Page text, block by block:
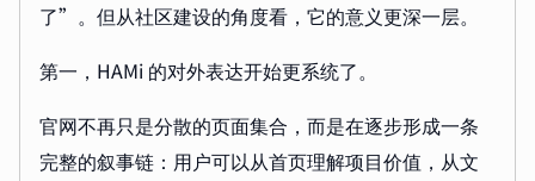
了”。但从社区建设的角度看，它的意义更深一层。
第一，HAMi 的对外表达开始更系统了。
官网不再只是分散的页面集合，而是在逐步形成一条
完整的叙事链：用户可以从首页理解项目价值，从文